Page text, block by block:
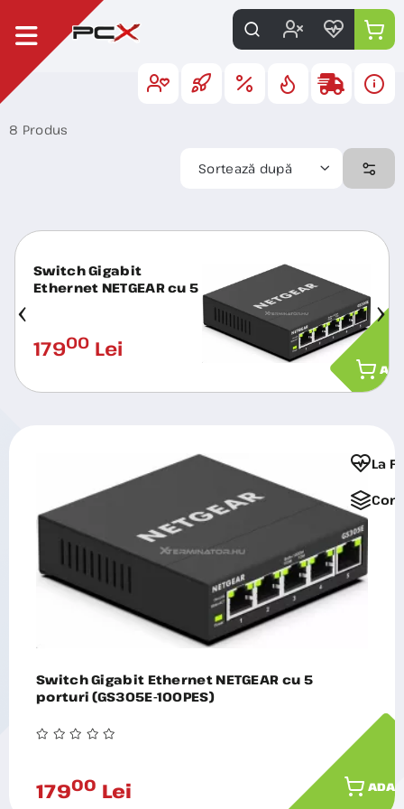
8 Produs
Sortează după
Switch Gigabit
Ethernet NETGEAR cu 5
17900 Lei
La
Switch Gigabit Ethernet NETGEAR cu 5
porturi (GS305E-100PES)
17900 Lei